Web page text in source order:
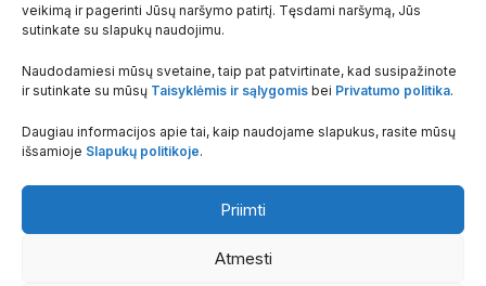
veikimą ir pagerinti Jūsų naršymo patirtį. Tęsdami naršymą, Jūs
sutinkate su slapukų naudojimu.
Naudodamiesi mūsų svetaine, taip pat patvirtinate, kad susipažinote
ir sutinkate su mūsų Taisyklėmis ir sąlygomis bei Privatumo politika.
Daugiau informacijos apie tai, kaip naudojame slapukus, rasite mūsų
išsamioje Slapukų politikoje.
Priimti
Atmesti
Prekės KODAS:AS50RCBHRA-4/1
U50MERFRA-4